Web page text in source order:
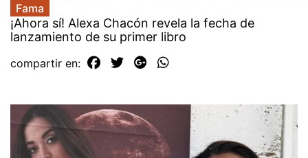
Fama
¡Ahora sí! Alexa Chacón revela la fecha de
lanzamiento de su primer libro
compartir en: